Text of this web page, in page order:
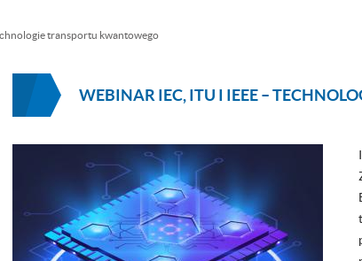
transportu kwantowego
WEBINAR IEC, ITU I IEEE –